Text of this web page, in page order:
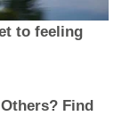
to feeling
Find